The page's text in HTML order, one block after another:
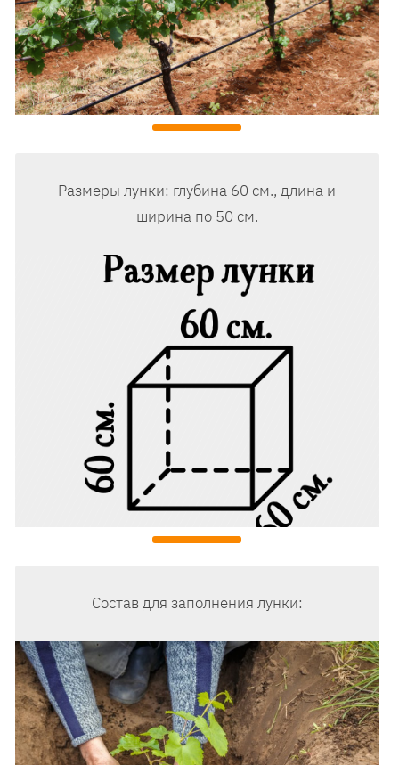
Размеры лунки: глубина 60 см., длина и
ширина по 50 см.
Состав для заполнения лунки: